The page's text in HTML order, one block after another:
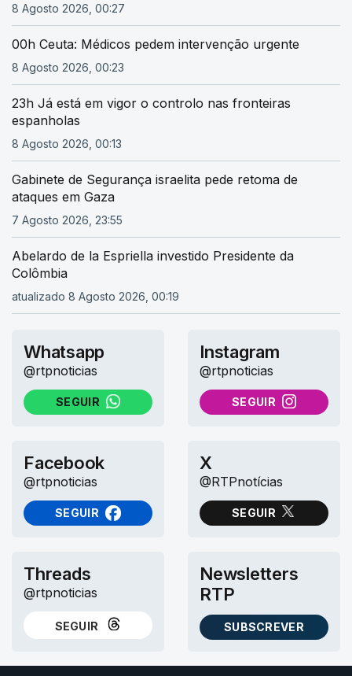
8 Agosto 2026, 00:27
00h Ceuta: Médicos pedem intervenção urgente
8 Agosto 2026, 00:23
23h Já está em vigor o controlo nas fronteiras
espanholas
8 Agosto 2026, 00:13
Gabinete de Segurança israelita pede retoma de
ataques em Gaza
7 Agosto 2026, 23:55
Abelardo de la Espriella investido Presidente da
Colômbia
atualizado 8 Agosto 2026, 00:19
Whatsapp
@rtpnoticias
SEGUIR
NO WHATSAPP
Instagram
@rtpnoticias
SEGUIR
NO INSTAGRAM
Facebook
@rtpnoticias
SEGUIR
NO FACEBOOK
X
@RTPnotícias
SEGUIR
NO X (TWITTER)
Threads
@rtpnoticias
SEGUIR
NO THREADS
Newsletters
RTP
SUBSCREVER
AS NEWSLETTERS RTP